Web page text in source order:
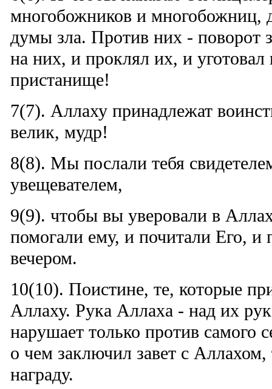
многобожников и
думы зла. Против них - поворот
на них, и проклял их, и уготовал
пристанище!
7(7). Аллаху принадлежат
велик, мудр!
8(8). Мы послали тебя
увещевателем,
9(9). чтобы вы уверовали в
помогали ему, и почитали Его, и
вечером.
10(10). Поистине, те, которые
Аллаху. Рука Аллаха - над их
нарушает только против самого
о чем заключил завет с
награду.